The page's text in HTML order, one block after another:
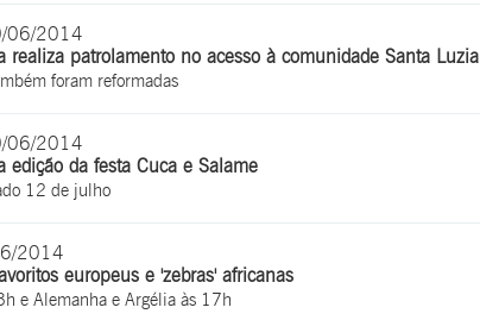
06/2014
realiza patrolamento no acesso à comunidade Santa Luzia
foram reformadas
06/2014
edição da festa Cuca e Salame
12 de julho
2014
europeus e 'zebras' africanas
e Alemanha e Argélia às 17h